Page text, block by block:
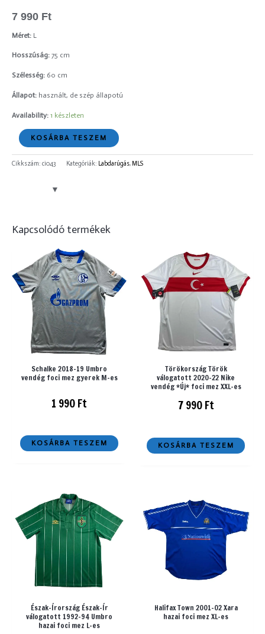
7 990 Ft
Méret: L
Hosszúság: 75 cm
Szélesség: 60 cm
Állapot: használt, de szép állapotú
Availability: 1 készleten
KOSÁRBA TESZEM
Cikkszám: ci043 Kategóriák: Labdarúgás, MLS
Kapcsolódó termékek
Schalke 2018-19 Umbro
vendég foci mez gyerek M-es
1 990Ft
KOSÁRBA TESZEM
Törökország Török
válogatott 2020-22 Nike
vendég *Új* foci mez XXL-es
7 990Ft
KOSÁRBA TESZEM
Észak-Írország Észak-Ír
válogatott 1992-94 Umbro
hazai foci mez L-es
Halifax Town 2001-02 Xara
hazai foci mez XL-es